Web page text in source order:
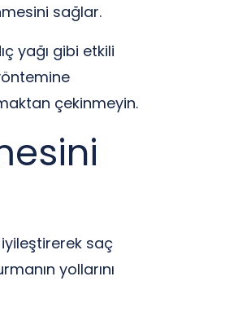
sağlar.
yağı gibi etkili
çekinmeyin.
iyileştirerek saç
yollarını